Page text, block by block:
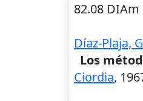
82.08 DIAm
Díaz-Plaja,
Los
Ciordia,